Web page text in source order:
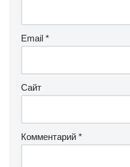
Email *
Сайт
Комментарий *